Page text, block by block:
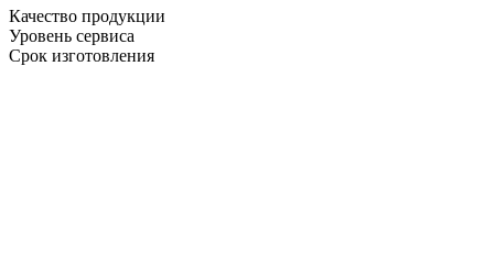
Качество продукции
Уровень сервиса
Срок изготовления